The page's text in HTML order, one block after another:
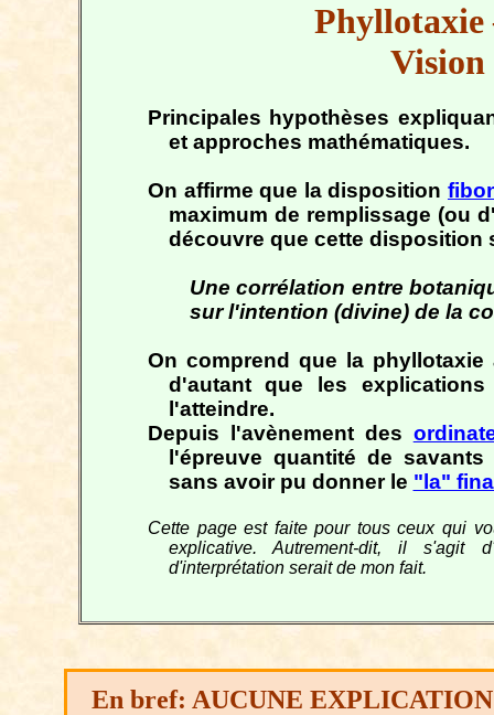
Phyllotaxie
Principales hypothèses
et approches mathématiques.
On affirme que la disposition
maximum de remplissage (ou
découvre que cette disposition
Une corrélation entre
sur l'intention (divine) de la
On comprend que la
d'autant que les
l'atteindre.
Depuis l'avènement des
l'épreuve quantité de
sans avoir pu donner le "la"
Cette page est faite pour tous ceux qui
explicative. Autrement-dit, il s'agit
d'interprétation serait de mon fait.
En bref: AUCUNE